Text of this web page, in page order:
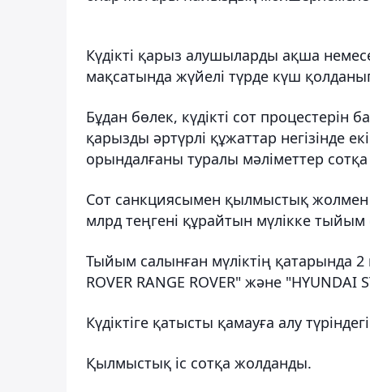
Күдікті қарыз алушыларды ақша
мақсатында жүйелі түрде күш
Бұдан бөлек, күдікті сот процестерін
қарызды әртүрлі құжаттар негізінде
орындалғаны туралы мәліметтер
Сот санкциясымен қылмыстық
млрд теңгені құрайтын мүлікке
Тыйым салынған мүліктің қатарында 2
ROVER RANGE ROVER" және "HYUNDAI
Күдіктіге қатысты қамауға алу
Қылмыстық іс сотқа жолданды.